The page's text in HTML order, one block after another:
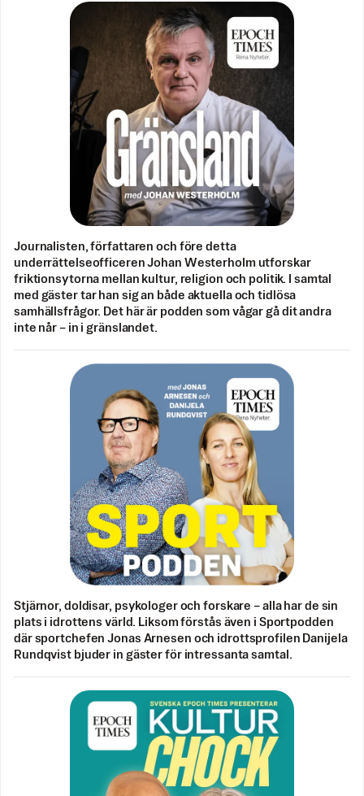
Journalisten, författaren och före detta
underrättelseofficeren Johan Westerholm utforskar
friktionsytorna mellan kultur, religion och politik. I samtal
med gäster tar han sig an både aktuella och tidlösa
samhällsfrågor. Det här är podden som vågar gå dit andra
inte når – in i gränslandet.
Stjärnor, doldisar, psykologer och forskare – alla har de sin
plats i idrottens värld. Liksom förstås även i Sportpodden
där sportchefen Jonas Arnesen och idrottsprofilen Danijela
Rundqvist bjuder in gäster för intressanta samtal.